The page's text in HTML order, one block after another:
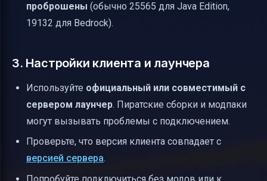
проброшены (обычно 25565 для Java Edition,
19132 для Bedrock).
3. Настройки клиента и лаунчера
Используйте официальный или совместимый с
сервером лаунчер. Пиратские сборки и модпаки
могут вызывать проблемы с подключением.
Проверьте, что версия клиента совпадает с
версией сервера.
Попробуйте подключиться без модов или к